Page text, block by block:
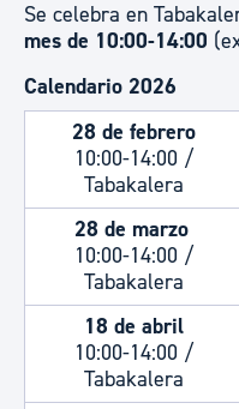
Se celebra en
mes de 10:00-14:00
Calendario 2026
28 de febrero
10:00-14:00 /
Tabakalera
28 de marzo
10:00-14:00 /
Tabakalera
18 de abril
10:00-14:00 /
Tabakalera